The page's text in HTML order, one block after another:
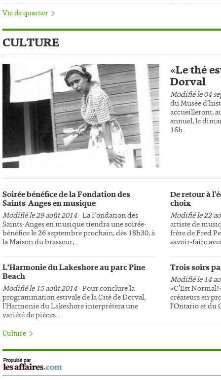
Vie de quartier
CULTURE
«Le thé
Dorval
Modifié le 04
du Musée
accueilleront,
annuel, le
16h..
Soirée bénéfice de la Fondation des
Saints-Anges en musique
Modifié le 29 août 2014- La Fondation des
Saints-Anges en musique tiendra une soirée-
bénéfice le 26 septembre prochain, dès 18h30, à
la Maison du brasseur,...
L’Harmonie du Lakeshore au parc Pine
Beach
Modifié le 15 août 2014- Pour conclure la
programmation estivale de la Cité de Dorval,
l’Harmonie du Lakeshore interprétera une
variété de pièces...
De retour à
choix
Modifié le 22
artiste de
frère de Fred
savoir-faire
Trois soirs
Modifié le 14
«C’Est
créateurs en
l’Ontario et du
Culture